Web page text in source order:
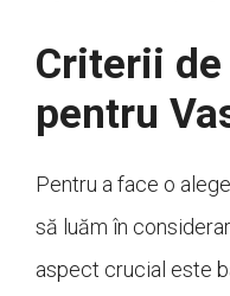
Criterii
pentru
Pentru a face o
să luăm în
aspect crucial este